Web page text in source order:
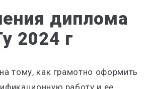
диплома
2024 г
тому, как грамотно оформить